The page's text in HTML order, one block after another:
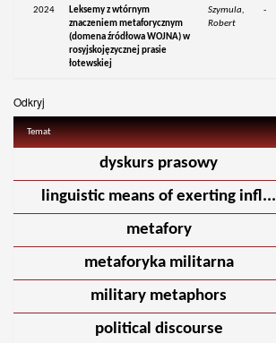
2024
Leksemy z wtórnym
znaczeniem metaforycznym
(domena źródłowa WOJNA) w
rosyjskojęzycznej prasie
łotewskiej
Szymula,
Robert
-
Odkryj
Temat
dyskurs prasowy
linguistic means of exerting infl...
metafory
metaforyka militarna
military metaphors
political discourse